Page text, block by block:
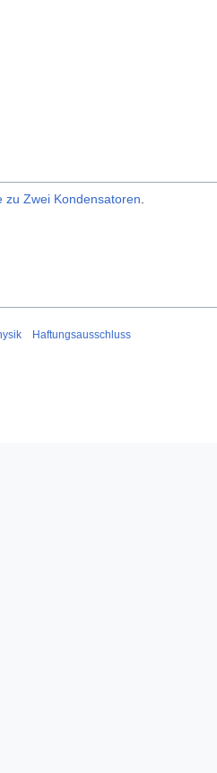
zu Zwei Kondensatoren
Haftungsausschluss